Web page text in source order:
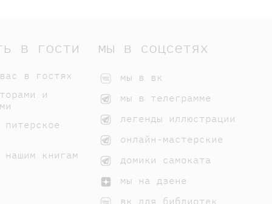
в гости
в гостях
и
книгам
мы в соцсетях
мы в вк
мы в телеграмме
легенды иллюстрации
онлайн-мастерские
домики самоката
мы на дзене
вк для библиотек